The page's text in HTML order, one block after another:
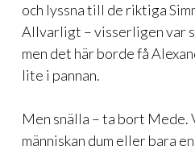
och lyssna till de riktiga
Allvarligt – visserligen var
men det här borde få
lite i pannan.
Men snälla – ta bort Mede.
människan dum eller bara